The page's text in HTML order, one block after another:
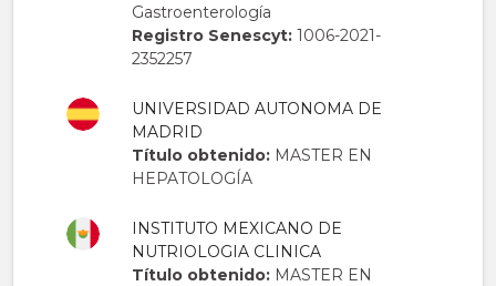
Gastroenterología
Registro Senescyt:1006-2021-
2352257
UNIVERSIDAD AUTONOMA DE
MADRID
Título obtenido:MASTER EN
HEPATOLOGÍA
INSTITUTO MEXICANO DE
NUTRIOLOGIA CLINICA
Título obtenido:MASTER EN